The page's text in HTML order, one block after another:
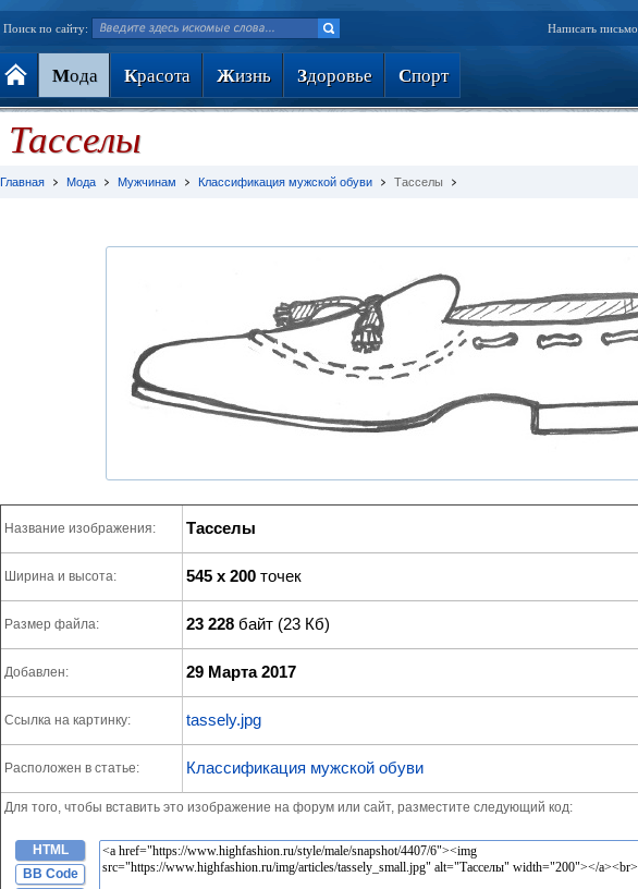
Поиск по сайту: Написать письмо
Мода Красота Жизнь Здоровье Спорт
Тасселы
Главная Мода Мужчинам Классификация мужской обуви Тасселы
Название изображения: Тасселы
Ширина и высота: 545 x 200 точек
Размер файла: 23 228 байт (23 Кб)
Добавлен: 29 Марта 2017
Ссылка на картинку: tassely.jpg
Расположен в статье: Классификация мужской обуви
Для того, чтобы вставить это изображение на форум или сайт, разместите следующий код:
HTML
BB Code